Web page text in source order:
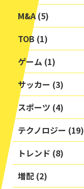
M&A (5)
TOB (1)
ゲーム (1)
サッカー (3)
スポーツ (4)
テクノロジー (19)
トレンド (8)
増配 (2)